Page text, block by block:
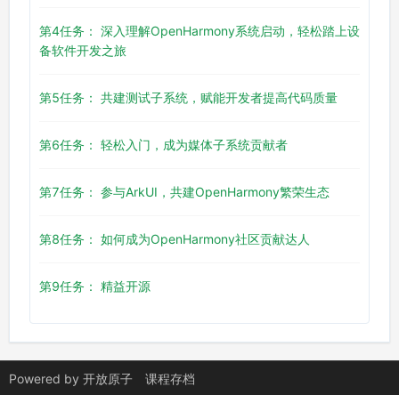
第4任务： 深入理解OpenHarmony系统启动，轻松踏上设
备软件开发之旅
第5任务： 共建测试子系统，赋能开发者提高代码质量
第6任务： 轻松入门，成为媒体子系统贡献者
第7任务： 参与ArkUI，共建OpenHarmony繁荣生态
第8任务： 如何成为OpenHarmony社区贡献达人
第9任务： 精益开源
Powered by 开放原子
课程存档